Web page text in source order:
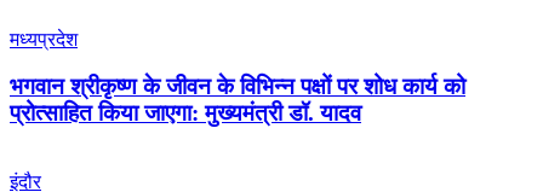
मध्यप्रदेश
भगवान श्रीकृष्ण के जीवन के विभिन्न पक्षों पर शोध कार्य को
प्रोत्साहित किया जाएगा: मुख्यमंत्री डॉ. यादव
इंदौर